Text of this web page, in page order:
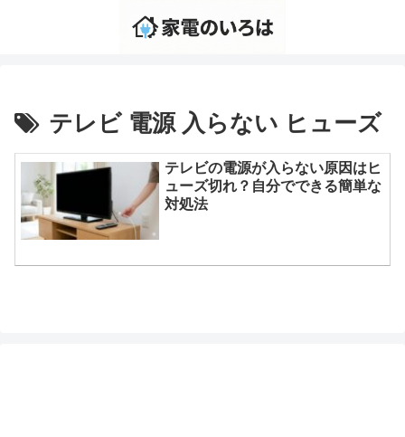
テレビ 電源 入らない ヒューズ
テレビの電源が入らない原因はヒ
ューズ切れ？自分でできる簡単な
対処法